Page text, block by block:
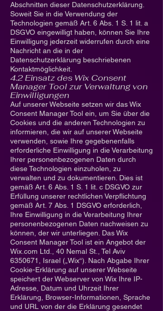
Abschnitten dieser Datenschutzerklärung.
Soweit Sie in die Verwendung der
Technologien gemäß Art. 6 Abs. 1 S. 1 lit. a
DSGVO eingewilligt haben, können Sie Ihre
Einwilligung jederzeit widerrufen durch eine
Nachricht an die in der
Datenschutzerklärung beschriebenen
Kontaktmöglichkeit.
4.2 Einsatz des Wix Consent
Manager Tool zur Verwaltung von
Einwilligungen
Auf unserer Webseite setzen wir das Wix
Consent Manager Tool ein, um Sie über die
Cookies und die anderen Technologien zu
informieren, die wir auf unserer Webseite
verwenden, sowie Ihre gegebenenfalls
erforderliche Einwilligung in die Verarbeitung
Ihrer personenbezogenen Daten durch
diese Technologien einzuholen, zu
verwalten und zu dokumentieren. Dies ist
gemäß Art. 6 Abs. 1 S. 1 lit. c DSGVO zur
Erfüllung unserer rechtlichen Verpflichtung
gemäß Art. 7 Abs. 1 DSGVO erforderlich,
Ihre Einwilligung in die Verarbeitung Ihrer
personenbezogenen Daten nachweisen zu
können, der wir unterliegen. Das Wix
Consent Manager Tool ist ein Angebot der
Wix.com Ltd., 40 Nemal St., Tel Aviv
6350671
, Israel („Wix“). Nach Abgabe Ihrer
Cookie-Erklärung auf unserer Webseite
speichert der Webserver von Wix Ihre IP-
Adresse, Datum und Uhrzeit Ihrer
Erklärung, Browser-Informationen, Sprache
und URL von der die Erklärung gesendet